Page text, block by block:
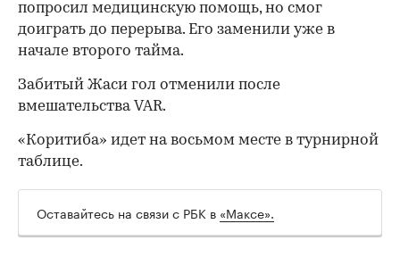
00:00 / 00:00
попросил медицинскую помощь, но смог
доиграть до перерыва. Его заменили уже в
начале второго тайма.
Забитый Жаси гол отменили после
вмешательства VAR.
«Коритиба» идет на восьмом месте в турнирной
таблице.
Оставайтесь на связи с РБК в «Максе».